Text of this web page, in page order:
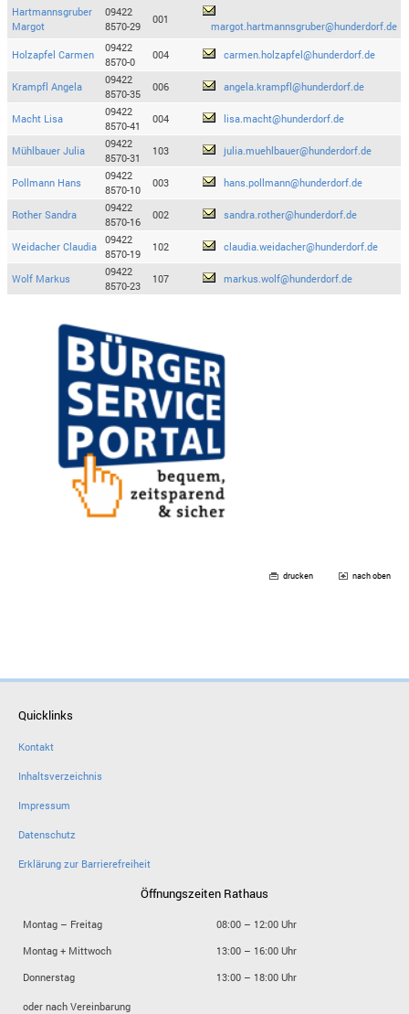
Hartmannsgruber
Margot
09422
8570-29
001
margot.hartmannsgruber@hunderdorf.de
Holzapfel Carmen
09422
8570-0
004 carmen.holzapfel@hunderdorf.de
Krampfl Angela
09422
8570-35
006 angela.krampfl@hunderdorf.de
Macht Lisa
09422
8570-41
004 lisa.macht@hunderdorf.de
Mühlbauer Julia
09422
8570-31
103 julia.muehlbauer@hunderdorf.de
Pollmann Hans
09422
8570-10
003 hans.pollmann@hunderdorf.de
Rother Sandra
09422
8570-16
002 sandra.rother@hunderdorf.de
Weidacher Claudia
09422
8570-19
102 claudia.weidacher@hunderdorf.de
Wolf Markus
09422
8570-23
107 markus.wolf@hunderdorf.de
drucken nach oben
Quicklinks
Kontakt
Inhaltsverzeichnis
Impressum
Datenschutz
Erklärung zur Barrierefreiheit
Öffnungszeiten Rathaus
Montag – Freitag
08:00 – 12:00 Uhr
Montag + Mittwoch
13:00 – 16:00 Uhr
Donnerstag
13:00 – 18:00 Uhr
oder nach Vereinbarung